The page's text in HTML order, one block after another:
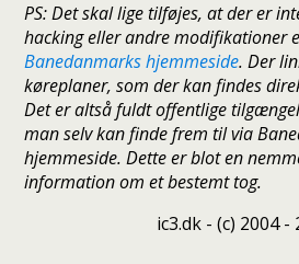
PS: Det skal lige tilføjes, at der er
hacking eller andre modifikationer
Banedanmarks hjemmeside. Der
køreplaner, som der kan findes
Det er altså fuldt offentlige
man selv kan finde frem til via
hjemmeside. Dette er blot en
information om et bestemt tog.
ic3.dk - (c) 2004 -